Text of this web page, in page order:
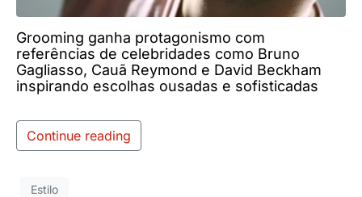
Grooming ganha protagonismo com
referências de celebridades como Bruno
Gagliasso, Cauã Reymond e David Beckham
inspirando escolhas ousadas e sofisticadas
Continue reading
Estilo